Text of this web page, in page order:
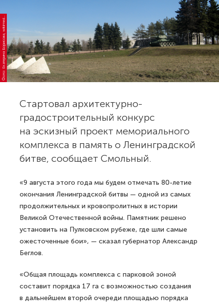
Ф
о
т
о:
Е
к
а
т
е
р
и
н
а
Б
о
р
и
с
о
в
а,
wi
ki
m
e
di
a.
or
g
Стартовал архитектурно-
градостроительный конкурс
на эскизный проект мемориального
комплекса в память о Ленинградской
битве, сообщает Смольный.
«9 августа этого года мы будем отмечать 80-летие
окончания Ленинградской битвы — одной из самых
продолжительных и кровопролитных в истории
Великой Отечественной войны. Памятник решено
установить на Пулковском рубеже, где шли самые
ожесточенные бои», — сказал губернатор Александр
Беглов.
«Общая площадь комплекса с парковой зоной
составит порядка 17 га с возможностью создания
в дальнейшем второй очереди площадью порядка